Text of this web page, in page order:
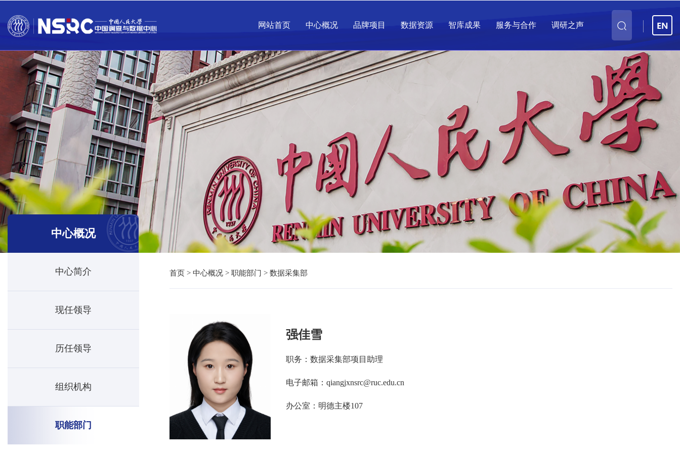
网站首页 中心概况 品牌项目 数据资源 智库成果 服务与合作 调研之声
中心概况
中心简介
现任领导
历任领导
组织机构
职能部门
首页 > 中心概况 > 职能部门 > 数据采集部
强佳雪
职务：数据采集部项目助理
电子邮箱：qiangjxnsrc@ruc.edu.cn
办公室：明德主楼107